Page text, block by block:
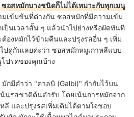
ซอสหมักบางชนิดก็ไม่ได้เหมาะกับทุกเมนู
เข้มข้นที่ต่างกัน ซอสหมักที่มีความเข้ม
ป็นเวลาสั้น ๆ แล้วนำไปย่างหรือผัดทันที
องหมักไว้ข้ามคืนและปรุงรสอื่น ๆ เพิ่ม
ปดูกันเลยค่ะว่า ซอสหมักหมูเกาหลีแบบ
โปรดของคุณบ้าง
มักมีคำว่า "คาลบิ (Galbi)" กำกับไว้บน
นรสชาติต้นตำรับ โดยเน้นการหมักจาก
ลี และปรุงรสเพิ่มเติมได้ตามใจชอบ